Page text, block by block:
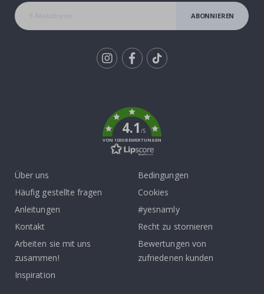
ABONNIEREN
4.1/5
VON 1030 BEWERTUNGEN
Über uns
Häufig gestellte fragen
Anleitungen
Kontakt
Arbeiten sie mit uns
zusammen!
Inspiration
Bedingungen
Cookies
#yesnamly
Recht zu stornieren
Bewertungen von
zufriedenen kunden